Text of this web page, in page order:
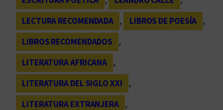
LECTURA RECOMENDADA
, LIBROS DE POESÍA
,
LIBROS RECOMENDADOS
,
LITERATURA AFRICANA
,
LITERATURA DEL SIGLO XXI
,
LITERATURA EXTRANJERA
,